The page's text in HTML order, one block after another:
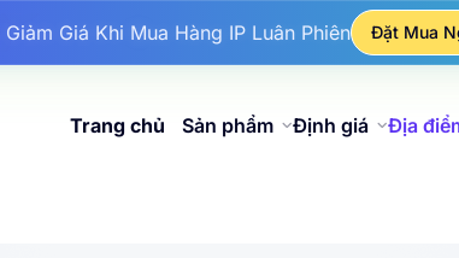
Giảm Giá Thưởng Khi Nạp Tiền
Giảm Giá Khi Mua Hàng IP Tĩnh
Giảm Giá Khi Mua Hàng IP Luân Phiên
Đặt Mua
Trang chủ Sản phẩm Định giá Địa